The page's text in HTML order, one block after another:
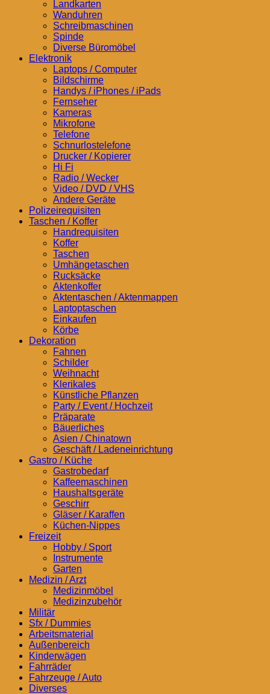
Landkarten
Wanduhren
Schreibmaschinen
Spinde
Diverse Büromöbel
Elektronik
Laptops / Computer
Bildschirme
Handys / iPhones / iPads
Fernseher
Kameras
Mikrofone
Telefone
Schnurlostelefone
Drucker / Kopierer
Hi Fi
Radio / Wecker
Video / DVD / VHS
Andere Geräte
Polizeirequisiten
Taschen / Koffer
Handrequisiten
Koffer
Taschen
Umhängetaschen
Rucksäcke
Aktenkoffer
Aktentaschen / Aktenmappen
Laptoptaschen
Einkaufen
Körbe
Dekoration
Fahnen
Schilder
Weihnacht
Klerikales
Künstliche Pflanzen
Party / Event / Hochzeit
Präparate
Bäuerliches
Asien / Chinatown
Geschäft / Ladeneinrichtung
Gastro / Küche
Gastrobedarf
Kaffeemaschinen
Haushaltsgeräte
Geschirr
Gläser / Karaffen
Küchen-Nippes
Freizeit
Hobby / Sport
Instrumente
Garten
Medizin / Arzt
Medizinmöbel
Medizinzubehör
Militär
Sfx / Dummies
Arbeitsmaterial
Außenbereich
Kinderwägen
Fahrräder
Fahrzeuge / Auto
Diverses